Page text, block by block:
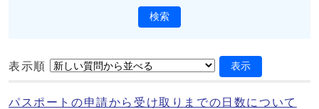
検索
表示順 表示
パスポートの申請から受け取りまでの日数について